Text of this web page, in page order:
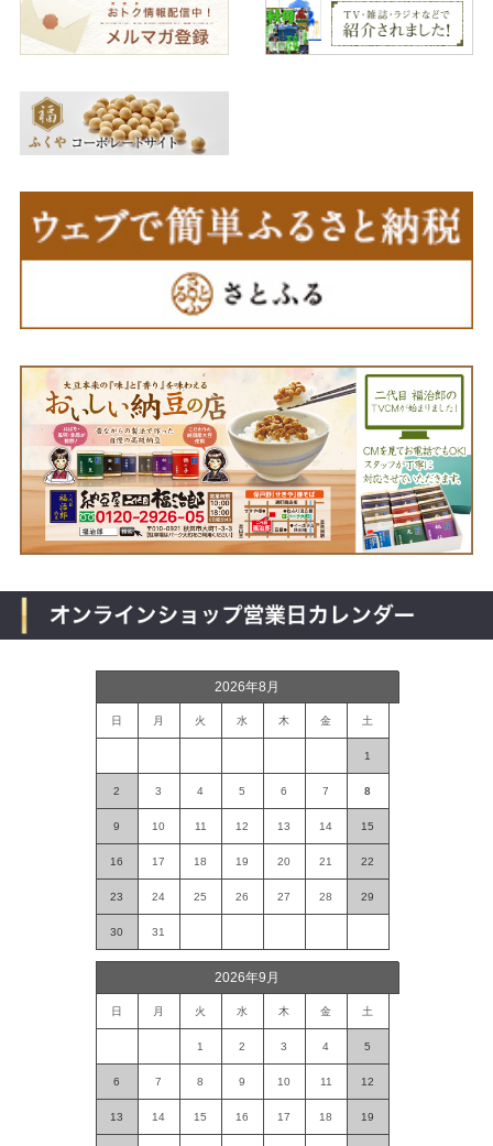
2026年8月
日 月 火 水 木 金 土
1
2 3 4 5 6 7 8
9 10 11 12 13 14 15
16 17 18 19 20 21 22
23 24 25 26 27 28 29
30 31
2026年9月
日 月 火 水 木 金 土
1 2 3 4 5
6 7 8 9 10 11 12
13 14 15 16 17 18 19